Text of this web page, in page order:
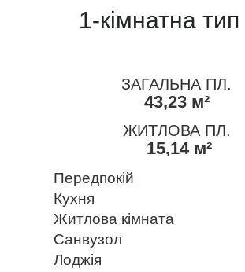
1-кімнатна
ЗАГАЛЬНА ПЛ.
43,23 м²
ЖИТЛОВА ПЛ.
15,14 м²
Передпокій
Кухня
Житлова кімната
Санвузол
Лоджія